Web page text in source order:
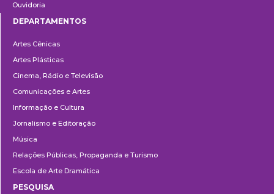
Ouvidoria
DEPARTAMENTOS
Artes Cênicas
Artes Plásticas
Cinema, Rádio e Televisão
Comunicações e Artes
Informação e Cultura
Jornalismo e Editoração
Música
Relações Públicas, Propaganda e Turismo
Escola de Arte Dramática
PESQUISA